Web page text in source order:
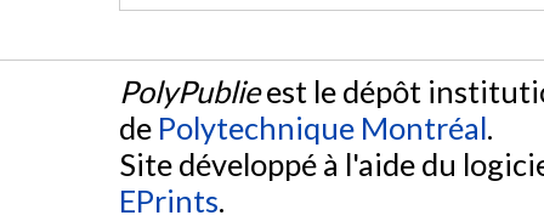
PolyPublieest le dépôt
de Polytechnique Montréal.
Site développé à l'aide du
EPrints.